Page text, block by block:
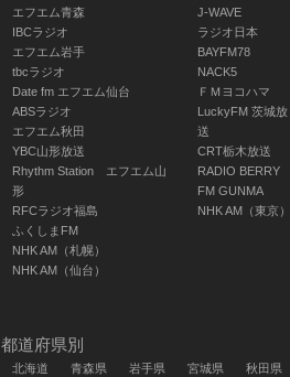
08
エフエム青森
IBCラジオ
エフエム岩手
tbcラジオ
Date fm エフエム仙台
ABSラジオ
エフエム秋田
YBC山形放送
Rhythm Station エフエム山
形
RFCラジオ福島
ふくしまFM
NHK AM（札幌）
NHK AM（仙台）
J-WAVE
ラジオ日本
BAYFM78
NACK5
ＦＭヨコハマ
LuckyFM 茨城放
送
CRT栃木放送
RADIO BERRY
FM GUNMA
NHK AM（東京）
都道府県別
北海道 青森県 岩手県 宮城県 秋田県